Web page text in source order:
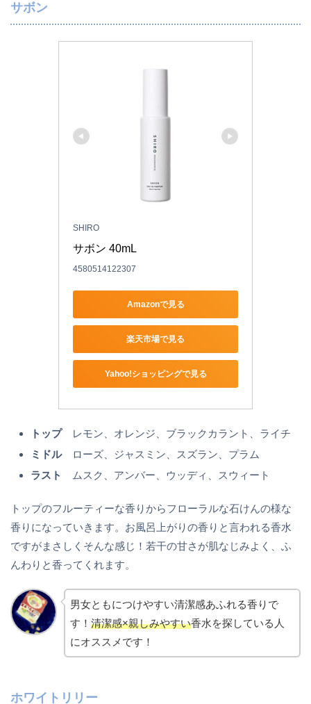
サボン
SHIRO
サボン 40mL
4580514122307
Amazonで見る
楽天市場で見る
Yahoo!ショッピングで見る
トップレモン、オレンジ、ブラックカラント、ライチ
ミドルローズ、ジャスミン、スズラン、プラム
ラスト
ムスク、アンバー、ウッディ、スウィート
トップのフルーティーな香りからフローラルな石けんの様な
香りになっていきます。お風呂上がりの香りと言われる香水
ですがまさしくそんな感じ！若干の甘さが肌なじみよく、ふ
んわりと香ってくれます。
男女ともにつけやすい清潔感あふれる香りで
す！ 清潔感×親しみやすい香水を探している人
にオススメです！
ホワイトリリー